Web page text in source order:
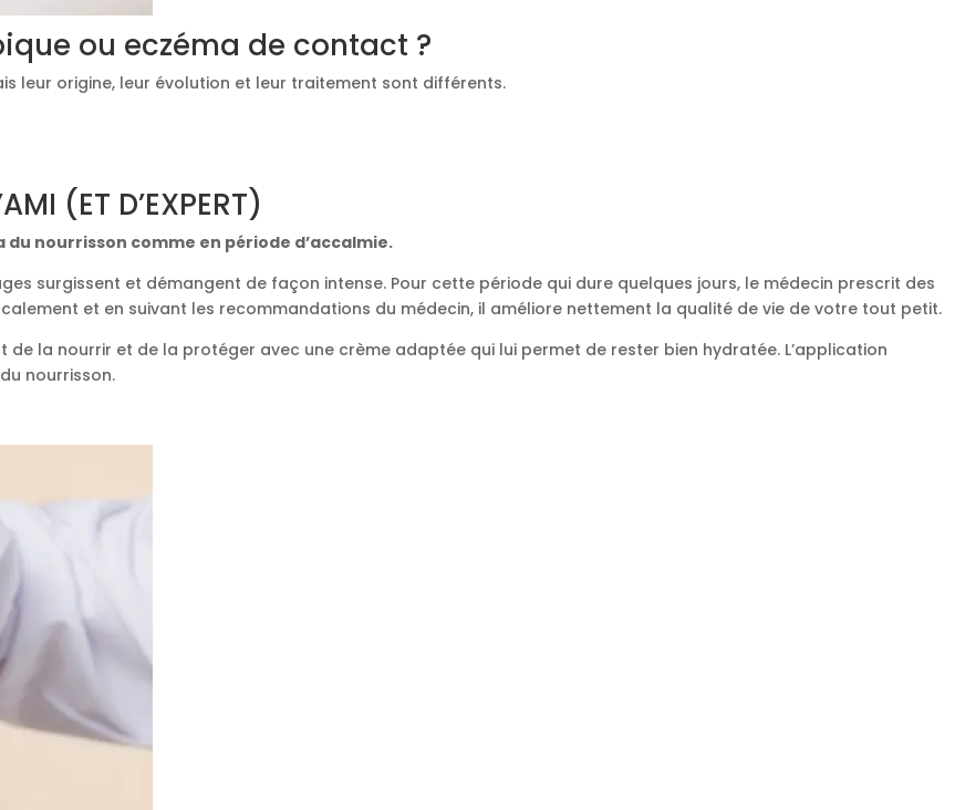
ou eczéma de contact ?
leur origine, leur évolution et leur traitement sont différents.
(ET D’EXPERT)
du nourrisson comme en période d’accalmie.
surgissent et démangent de façon intense. Pour cette période qui dure quelques jours, le médecin prescrit des
et en suivant les recommandations du médecin, il améliore nettement la qualité de vie de votre tout petit.
de la nourrir et de la protéger avec une crème adaptée qui lui permet de rester bien hydratée. L’application
nourrisson.